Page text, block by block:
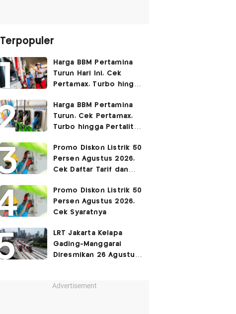
Terpopuler
Harga BBM Pertamina
Turun Hari Ini, Cek
Pertamax, Turbo hingga
2026
Harga BBM Pertamina
Turun, Cek Pertamax,
Turbo hingga Pertalite
Promo Diskon Listrik 50
Persen Agustus 2026,
Cek Daftar Tarif dan
Promo Diskon Listrik 50
Persen Agustus 2026,
Cek Syaratnya
LRT Jakarta Kelapa
Gading-Manggarai
Diresmikan 26 Agustus
Advertisement